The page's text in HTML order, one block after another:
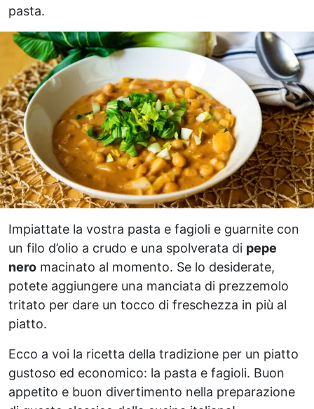
pasta.
Impiattate la vostra pasta e fagioli e guarnite con
un filo d’olio a crudo e una spolverata di pepe
nero macinato al momento. Se lo desiderate,
potete aggiungere una manciata di prezzemolo
tritato per dare un tocco di freschezza in più al
piatto.
Ecco a voi la ricetta della tradizione per un piatto
gustoso ed economico: la pasta e fagioli. Buon
appetito e buon divertimento nella preparazione